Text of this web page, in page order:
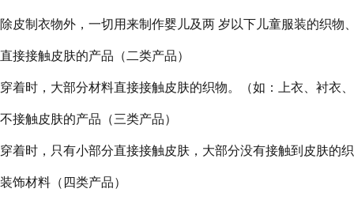
除皮制衣物外，一切用来制作婴儿及两 岁以下儿童服装的织物
直接接触皮肤的产品（二类产品）
穿着时，大部分材料直接接触皮肤的织物。（如：上衣、衬衣
不接触皮肤的产品（三类产品）
穿着时，只有小部分直接接触皮肤，大部分没有接触到皮肤的
装饰材料（四类产品）